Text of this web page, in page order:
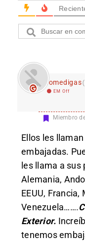
nomedigas
EM Off
Miembro
Ellos les
embajadas.
les llama a sus
Alemania,
EEUU, Francia,
Venezuela…….
Exterior.
tenemos